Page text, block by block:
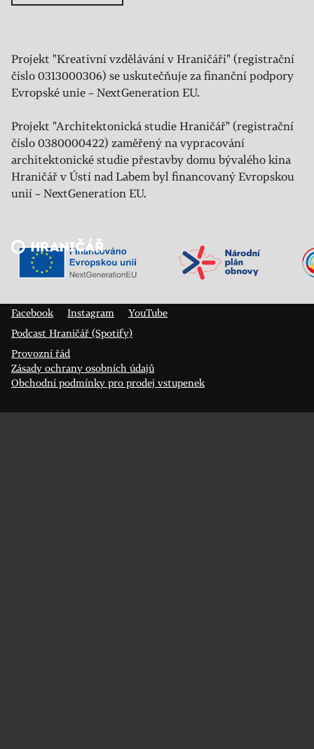
Projekt "Kreativní vzdělávání v Hraničáři" (registrační
číslo 0313000306) se uskutečňuje za finanční podpory
Evropské unie – NextGeneration EU.
Projekt "Architektonická studie Hraničář" (registrační
číslo 0380000422) zaměřený na vypracování
architektonické studie přestavby domu bývalého kina
Hraničář v Ústí nad Labem byl financovaný Evropskou
unií – NextGeneration EU.
Veřejný sál Hraničář, spolek
Facebook
Instagram
YouTube
Podcast Hraničář (Spotify)
Provozní řád
Zásady ochrany osobních údajů
Obchodní podmínky pro prodej vstupenek